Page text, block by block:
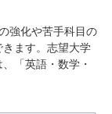
強化や苦手科目の
ます。志望大学
「英語・数学・